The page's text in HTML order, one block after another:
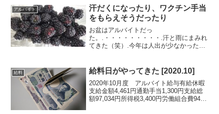
アルバイト
汗だくになったり、ワクチン手当
をもらえそうだったり
お盆はアルバイトだっ
た。.・・・・・・・・・.汗と雨にまみれ
てきた（笑）.今年は人出が少なかったと
た。いい運動になったわ。..ワクチン接種
をするとアルバイト先から手当が...
給料 給料日がやってきた [2020.10]
2020年10月度 アルバイト給与有給休暇
支給金額4,461円通勤手当1,300円支給総
額97,034円所得税3,400円労働組合費944